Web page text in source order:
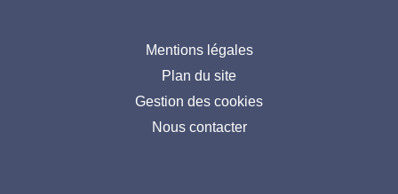
Mentions légales
Plan du site
Gestion des cookies
Nous contacter